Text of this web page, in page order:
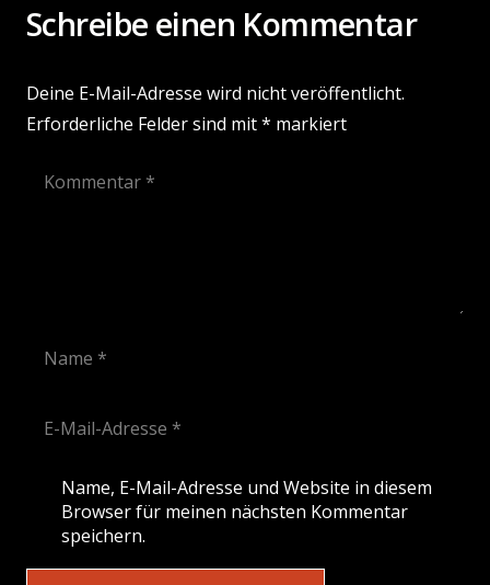
Schreibe einen Kommentar
Deine E-Mail-Adresse wird nicht veröffentlicht.
Erforderliche Felder sind mit* markiert
Name, E-Mail-Adresse und Website in diesem
Browser für meinen nächsten Kommentar
speichern.